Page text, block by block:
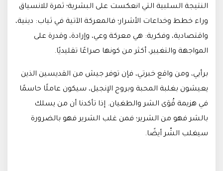
النتيجة السلبية التي انعكست على البشرية؛ ثمرة للانسياق
وراء خطط وخداعات الأشرار؛ فالمعركة الآتية في ثياب: دينية،
واقتصادية، وفكرية: هي معركة وعي، وإرادة، وقدرة على
المواجهة والتغيير، أكثر من كونها صراعًا تقليديًا.
برأيي، ومن واقع خبرتي، فإن توفر جيش من القديسين الذين
يعيشون بغلبة المحبة وبروح الإنجيل، سيكون عاملًا حاسمًا
في هزيمة قُوَى الشر والطغيان. إذا تأكدنا أن من يسلك
بالشر فهو من الشرير؛ فمن غلب الشرير فهو بالضرورة
سيغلب الشّر أيضًا.